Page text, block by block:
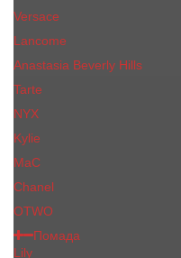
Versace
Lancome
Anastasia Beverly Hills
Tarte
NYX
Kylie
MaC
Сhanеl
OTWO
Помада
Lily